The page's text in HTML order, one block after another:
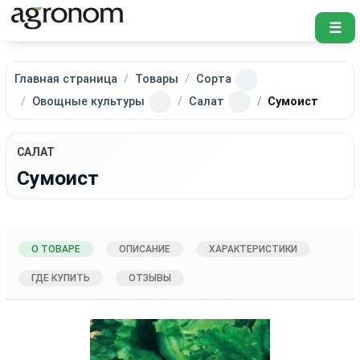
☰
Главная страница Товары
Сорта
Овощные культуры
Салат Сумоист
САЛАТ
Сумоист
О ТОВАРЕ ОПИСАНИЕ ХАРАКТЕРИСТИКИ
ГДЕ КУПИТЬ ОТЗЫВЫ